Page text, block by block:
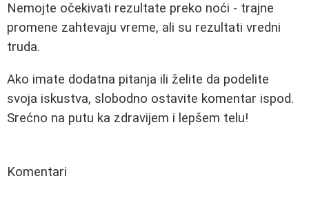
Nemojte očekivati rezultate preko noći - trajne
promene zahtevaju vreme, ali su rezultati vredni
truda.
Ako imate dodatna pitanja ili želite da podelite
svoja iskustva, slobodno ostavite komentar ispod.
Srećno na putu ka zdravijem i lepšem telu!
Komentari